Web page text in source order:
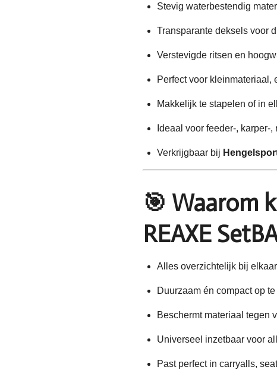
Stevig waterbestendig
Transparante deksels voor
Verstevigde ritsen en
Perfect voor kleinmateriaal,
Makkelijk te stapelen of in
Ideaal voor feeder-, karper-
Verkrijgbaar bij
🎯 Waarom
REAXE
Alles overzichtelijk bij elkaar
Duurzaam én compact op
Beschermt materiaal tegen
Universeel inzetbaar voor
Past perfect in carryalls,